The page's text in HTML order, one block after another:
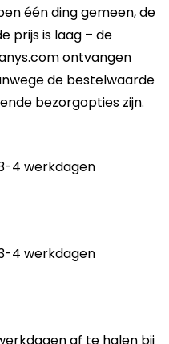
één ding gemeen, de
prijs is laag – de
ontvangen
de bestelwaarde
bezorgopties zijn.
4 werkdagen
4 werkdagen